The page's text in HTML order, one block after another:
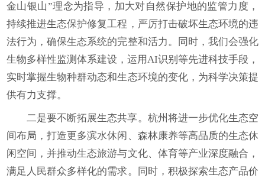
金山银山”理念为指导，加大对自然保护地的监管力度，
持续推进生态保护修复工程，严厉打击破坏生态环境的违
法行为，确保生态系统的完整和活力。同时，我们会强化
生物多样性监测体系建设，运用AI识别等先进科技手段，
实时掌握生物种群动态和生态环境的变化，为科学决策提
供有力支撑。
二是要不断拓展生态共享。杭州将进一步优化生态空
间布局，打造更多滨水休闲、森林康养等高品质的生态休
闲空间，并推动生态旅游与文化、体育等产业深度融合，
满足人民群众多样化的需求。同时，积极探索生态产品价